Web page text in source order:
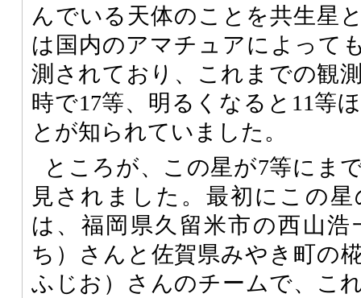
んでいる天体のことを共生星
は国内のアマチュアによって
測されており、これまでの観
時で17等、明るくなると11等
とが知られていました。
ところが、この星が7等にま
見されました。最初にこの
は、福岡県久留米市の西山
ち）さんと佐賀県みやき町の
ふじお）さんのチームで、こ